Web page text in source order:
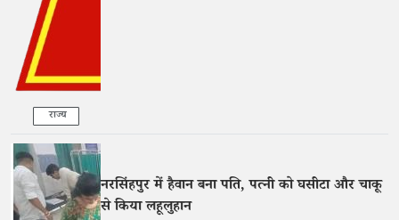
राज्य
नरसिंहपुर में हैवान बना पति, पत्नी को घसीटा और चाकू
से किया लहूलुहान